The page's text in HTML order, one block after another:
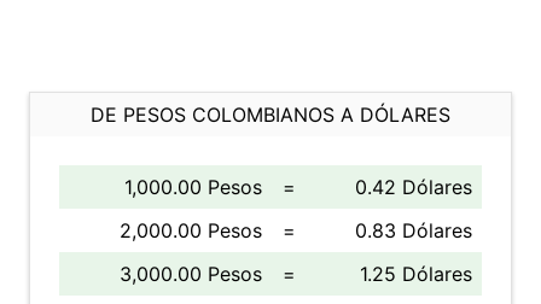
DE PESOS COLOMBIANOS A DÓLARES
1,000.00 Pesos =
0.42 Dólares
2,000.00 Pesos
=
0.83 Dólares
3,000.00 Pesos
=
1.25 Dólares